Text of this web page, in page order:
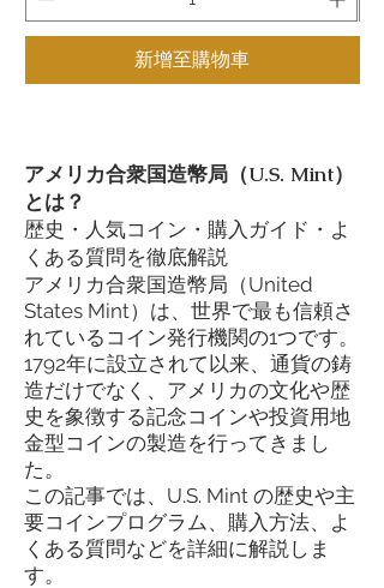
新增至購物車
アメリカ合衆国造幣局（U.S. Mint）
とは？
歴史・人気コイン・購入ガイド・よ
くある質問を徹底解説
アメリカ合衆国造幣局（United
States Mint）は、世界で最も信頼さ
れているコイン発行機関の1つです。
1792年に設立されて以来、通貨の鋳
造だけでなく、アメリカの文化や歴
史を象徴する記念コインや投資用地
金型コインの製造を行ってきまし
た。
この記事では、U.S. Mint の歴史や主
要コインプログラム、購入方法、よ
くある質問などを詳細に解説しま
す。